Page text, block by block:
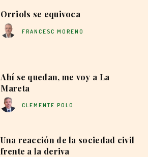
Orriols se equivoca
FRANCESC MORENO
Ahí se quedan, me voy a La
Mareta
CLEMENTE POLO
Una reacción de la sociedad civil
frente a la deriva